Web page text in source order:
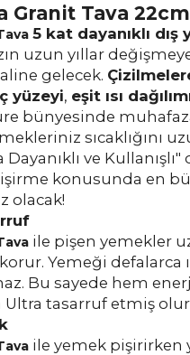
Granit Tava 22cm
5 kat dayanıklı dış
uzun yıllar
gelecek.
yüzeyi, eşit ısı
bünyesinde
sıcaklığını
Dayanıklı ve
konusunda en
olacak!
ile pişen yemekler
korur. Yemeği defalarca
Bu sayede hem
Ultra tasarruf etmiş
ile yemek pişirirken